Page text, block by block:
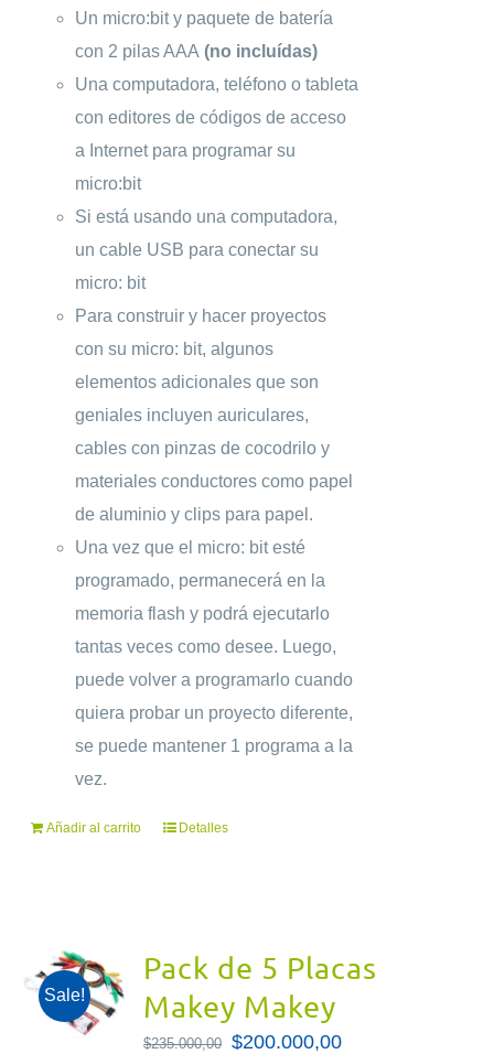
Un micro:bit y paquete de batería
con 2 pilas AAA (no incluídas)
Una computadora, teléfono o tableta
con editores de códigos de acceso
a Internet para programar su
micro:bit
Si está usando una computadora,
un cable USB para conectar su
micro: bit
Para construir y hacer proyectos
con su micro: bit, algunos
elementos adicionales que son
geniales incluyen auriculares,
cables con pinzas de cocodrilo y
materiales conductores como papel
de aluminio y clips para papel.
Una vez que el micro: bit esté
programado, permanecerá en la
memoria flash y podrá ejecutarlo
tantas veces como desee. Luego,
puede volver a programarlo cuando
quiera probar un proyecto diferente,
se puede mantener 1 programa a la
vez.
Añadir al carrito Detalles
Sale!
Pack de 5 Placas
Makey Makey
$235.000,00 El
$200.000,00El